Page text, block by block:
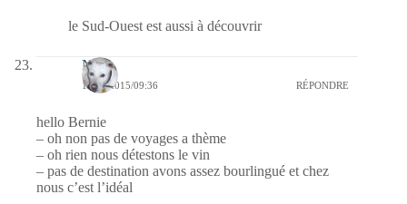
le Sud-Ouest est aussi à découvrir
Nays
16/03/2015/09:36 RÉPONDRE
hello Bernie
– oh non pas de voyages a thème
– oh rien nous détestons le vin
– pas de destination avons assez bourlingué et chez
nous c’est l’idéal